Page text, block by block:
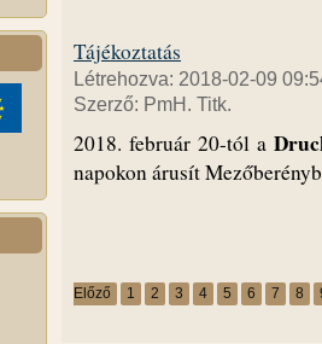
Tájékoztatás
Létrehozva: 2018-02-09
Szerző: PmH. Titk.
2018. február 20-tól a
napokon árusít
Előző 1 2 3 4 5 6 7 8